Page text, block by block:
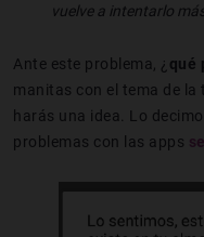
vuelve a intentarlo
Ante este problema, ¿ qué
manitas con el tema de la
harás una idea. Lo
problemas con las apps